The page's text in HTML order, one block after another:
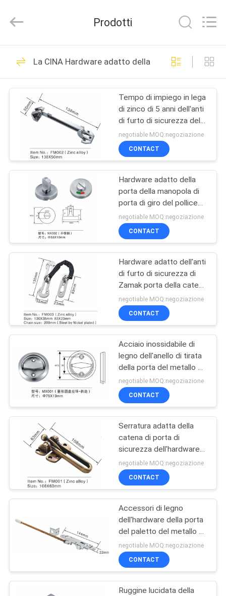
CASA
PRODOTTI
CIRCA
GIRO
DELLA
FABBRICA
CONTROLLO
DI
QUALITÀ
CONTATTICI
NOTIZIE
CASI
MAPPA
DEL
PRIVACY
POLICY
Products
Co.,Ltd.
Reserved.
cerniera invisibile
resistente
40
Cerniera invisibile di
Soss
88
Cerniera invisibile
del supporto della
mortasa
Cerniere celate
regolabili
27
cerniere celate 3d
41
Prodotti
La CINA Hardware adatto della porta
Tempo di impiego in lega
di zinco di 5 anni dell'anti
di furto di sicurezza del
catenaccio hardware
adatto della porta
negotiable MOQ:negoziazione
CONTACT
Hardware adatto della
porta della manopola di
porta di giro del pollice
dell'acciaio inossidabile
per la porta della toilette
negotiable MOQ:negoziazione
CONTACT
Hardware adatto dell'anti
di furto di sicurezza di
Zamak porta della catena
per l'hotel/porta a
battenti interna
negotiable MOQ:negoziazione
CONTACT
Acciaio inossidabile di
legno dell'anello di tirata
della porta del metallo di
anti corrosione per uso
commerciale residenziale
negotiable MOQ:negoziazione
CONTACT
Serratura adatta della
catena di porta di
sicurezza dell'hardware
della porta di sicurezza
della porta in lega di
zinco della catena
negotiable MOQ:negoziazione
CONTACT
Accessori di legno
dell'hardware della porta
del paletto del metallo di
estensione in lega di
zinco
negotiable MOQ:negoziazione
CONTACT
Ruggine lucidata della